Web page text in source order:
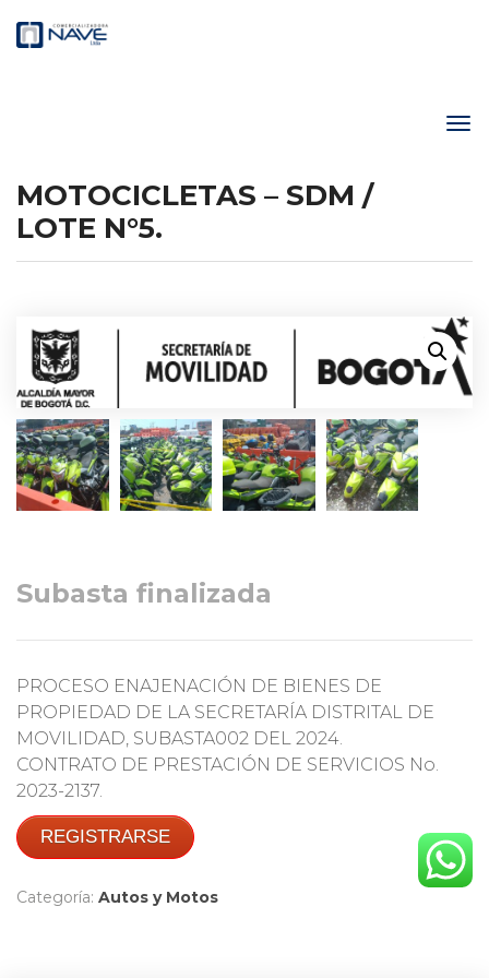
MOTOCICLETAS – SDM /
LOTE N°5.
Subasta finalizada
PROCESO ENAJENACIÓN DE BIENES DE
PROPIEDAD DE LA SECRETARÍA DISTRITAL DE
MOVILIDAD, SUBASTA002 DEL 2024.
CONTRATO DE PRESTACIÓN DE SERVICIOS No.
2023-2137.
REGISTRARSE
Categoría: Autos y Motos